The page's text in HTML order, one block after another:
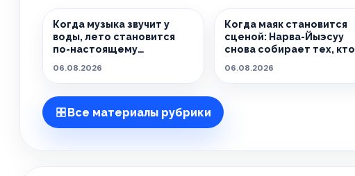
Когда музыка звучит у
воды, лето становится
по-настоящему
06.08.2026
Когда маяк становится
сценой: Нарва-Йыэсуу
снова собирает тех, кто
06.08.2026
Все материалы рубрики